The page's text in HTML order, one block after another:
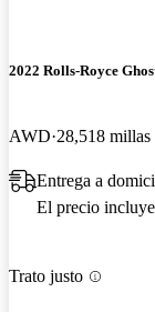
2022 Rolls-Royce
AWD 28,518 millas
Entrega a
El precio
Trato justo